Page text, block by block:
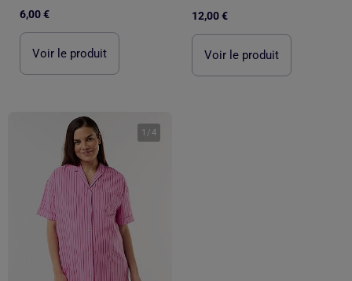
6,00 €
Voir le produit
12,00 €
Voir le produit
1 /4